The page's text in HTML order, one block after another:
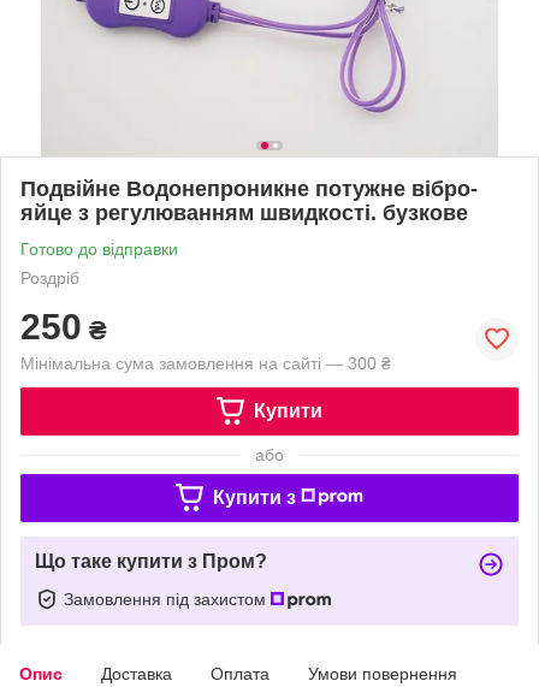
Подвійне Водонепроникне потужне вібро-
яйце з регулюванням швидкості. бузкове
Готово до відправки
Роздріб
250 ₴
Мінімальна сума замовлення на сайті — 300 ₴
Купити
або
Купити з
Що таке купити з Пром?
Замовлення під захистом
Опис Доставка Оплата Умови повернення